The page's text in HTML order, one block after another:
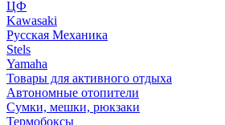
ЦФ
Kawasaki
Русская Механика
Stels
Yamaha
Товары для активного отдыха
Автономные отопители
Сумки, мешки, рюкзаки
Термобоксы